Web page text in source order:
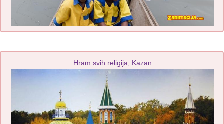
Hram svih religija, Kazan